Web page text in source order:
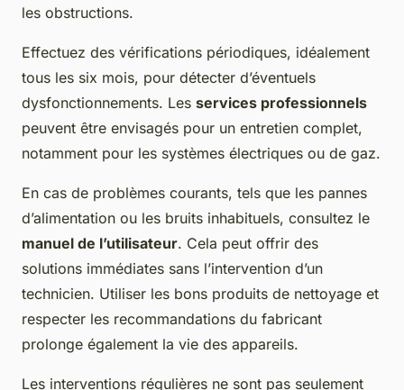
les obstructions.
Effectuez des vérifications périodiques, idéalement
tous les six mois, pour détecter d’éventuels
dysfonctionnements. Les services professionnels
peuvent être envisagés pour un entretien complet,
notamment pour les systèmes électriques ou de gaz.
En cas de problèmes courants, tels que les pannes
d’alimentation ou les bruits inhabituels, consultez le
manuel de l’utilisateur. Cela peut offrir des
solutions immédiates sans l’intervention d’un
technicien. Utiliser les bons produits de nettoyage et
respecter les recommandations du fabricant
prolonge également la vie des appareils.
Les interventions régulières ne sont pas seulement